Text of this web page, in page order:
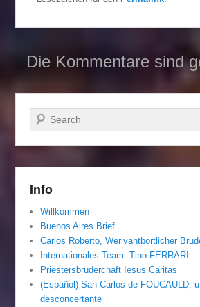
Die Kommentare sind
Suchen
Info
Willkommen
Buenos Aires Brief
Carlos Roberto, Werlvantbortlicher
Internationales Team. Tino FERRARI
Priestersbruderchaft Iesus Caritas
(Español) San Carlos de FOUCAULD,
desconcertante